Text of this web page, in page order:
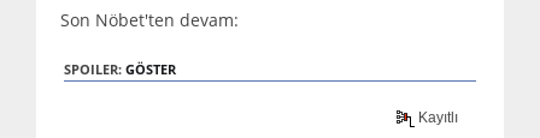
Son Nöbet'ten devam:
SPOILER: GÖSTER
Kayıtlı